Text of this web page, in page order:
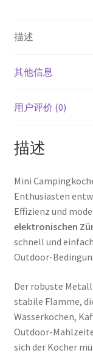
｜
tragbarer
Kocher
数
描述
其他信息
用户评价 (0)
描述
Mini
Enthusiasten
Effizienz und
elektronischen
schnell und
Outdoor-
Der robuste
stabile Flamme,
Wasserkochen,
Outdoor-
sich der Kocher